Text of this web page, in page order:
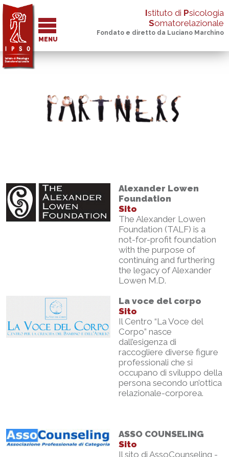
MENU
Istituto di Psicologia
Somatorelazionale
Fondato e diretto da Luciano Marchino
Alexander Lowen
Foundation
Sito
The Alexander Lowen
Foundation (TALF) is a
not-for-profit foundation
with the purpose of
continuing and furthering
the legacy of Alexander
Lowen M.D.
La voce del corpo
Sito
Il Centro “La Voce del
Corpo” nasce
dall’esigenza di
raccogliere diverse figure
professionali che si
occupano di sviluppo della
persona secondo un’ottica
relazionale-corporea.
ASSO COUNSELING
Sito
Il sito di AssoCounseling -